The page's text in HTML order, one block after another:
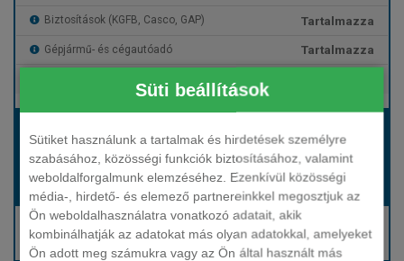
Süti beállítások
Sütiket használunk a tartalmak és hirdetések személyre
szabásához, közösségi funkciók biztosításához, valamint
weboldalforgalmunk elemzéséhez. Ezenkívül közösségi
média-, hirdető- és elemező partnereinkkel megosztjuk az
Ön weboldalhasználatra vonatkozó adatait, akik
kombinálhatják az adatokat más olyan adatokkal, amelyeket
Ön adott meg számukra vagy az Ön által használt más
Biztosítások (KGFB, Casco, GAP) Tartalmazza
Gépjármű- és cégautóadó Tartalmazza
Hívjon bennünket!
Induló bérleti díj: Hívjon bennünket!
Hívjon: +36 1 888 0088
Kérjen visszahívást!